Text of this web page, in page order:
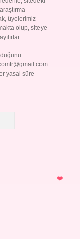
üyelerimiz
olup, siteye
yasal süre